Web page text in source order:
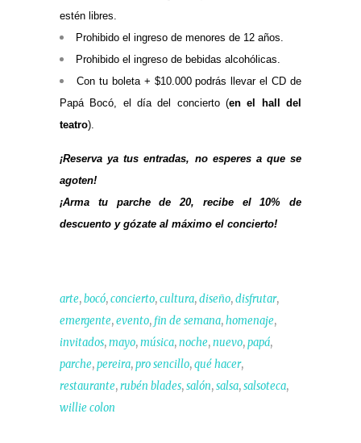
estén libres.
Prohibido el ingreso de menores de 12 años.
Prohibido el ingreso de bebidas alcohólicas.
Con tu boleta + $10.000 podrás llevar el CD de
Papá Bocó, el día del concierto (en el hall del
teatro).
¡Reserva ya tus entradas, no esperes a que se
agoten!
¡Arma tu parche de 20, recibe el 10% de
descuento y gózate al máximo el concierto!
arte,bocó,concierto,cultura,diseño,disfrutar,
emergente,evento, fin de semana,homenaje,
invitados,mayo,música,noche,nuevo,papá,
parche,pereira,pro sencillo,qué hacer,
restaurante,rubén blades,salón,salsa,salsoteca,
willie colon